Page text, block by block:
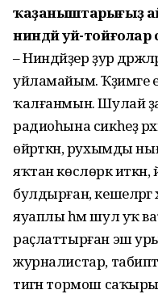
ҡаҙаныштарығыҙ
ниндәй уй-тойғолар
– Ниндәйҙер ҙур
уйламайым. Ҡәҙимге
ҡалғанмын. Шулай
радиоһына сикһеҙ
өйрәткән, рухымды
яҡтан көслөрәк иткән,
булдырған,
яуаплы һәм шул уҡ
раҫлаттырған эш
журналистар,
тигән тормош